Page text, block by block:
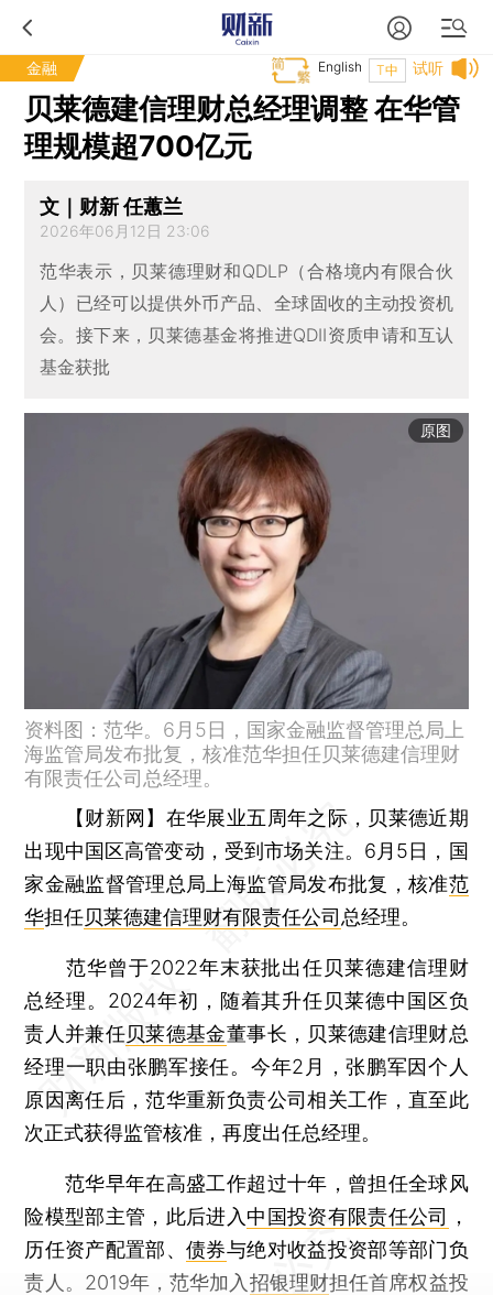
金融 试听
T中
English
贝莱德建信理财总经理调整 在华管
理规模超700亿元
文｜财新 任蕙兰
2026年06月12日 23:06
范华表示，贝莱德理财和QDLP（合格境内有限合伙
人）已经可以提供外币产品、全球固收的主动投资机
会。接下来，贝莱德基金将推进QDII资质申请和互认
基金获批
原图
资料图：范华。6月5日，国家金融监督管理总局上
海监管局发布批复，核准范华担任贝莱德建信理财
有限责任公司总经理。
【财新网】 在华展业五周年之际，贝莱德近期
出现中国区高管变动，受到市场关注。6月5日，国
家金融监督管理总局上海监管局发布批复，核准范
华担任贝莱德建信理财有限责任公司总经理。
范华曾于2022年末获批出任贝莱德建信理财
总经理。2024年初，随着其升任贝莱德中国区负
责人并兼任贝莱德基金董事长，贝莱德建信理财总
经理一职由张鹏军接任。今年2月，张鹏军因个人
原因离任后，范华重新负责公司相关工作，直至此
次正式获得监管核准，再度出任总经理。
范华早年在高盛工作超过十年，曾担任全球风
险模型部主管，此后进入 中国投资有限责任公司 ，
历任资产配置部、债券与绝对收益投资部等部门负
责人。2019年，范华加入 招银理财担任首席权益投